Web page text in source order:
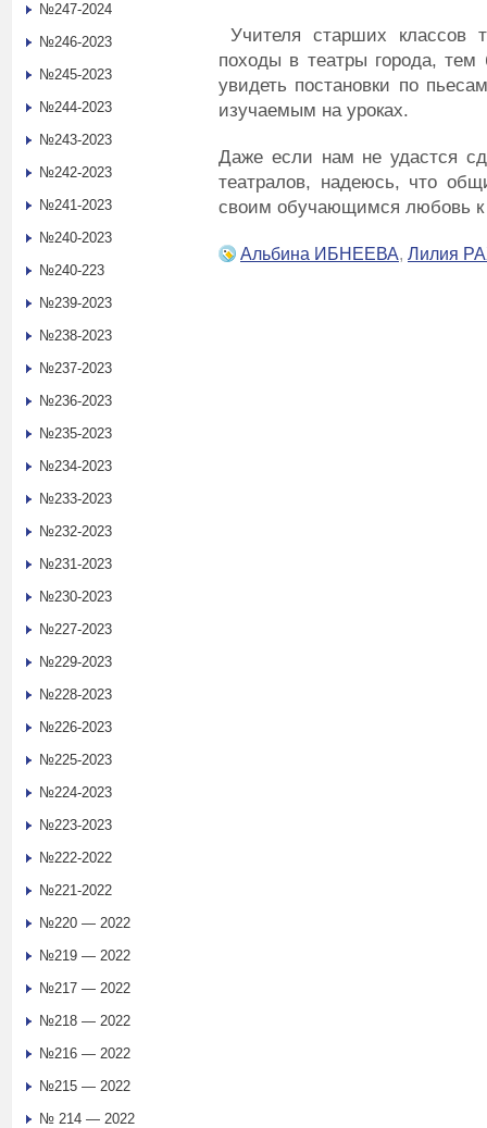
Учителя старших классов
походы в театры города,
увидеть постановки по
изучаемым на уроках.
Даже если нам не удастся
театралов, надеюсь, что
своим обучающимся любовь к
Альбина ИБНЕЕВА, Лилия
№247-2024
№246-2023
№245-2023
№244-2023
№243-2023
№242-2023
№241-2023
№240-2023
№240-223
№239-2023
№238-2023
№237-2023
№236-2023
№235-2023
№234-2023
№233-2023
№232-2023
№231-2023
№230-2023
№227-2023
№229-2023
№228-2023
№226-2023
№225-2023
№224-2023
№223-2023
№222-2022
№221-2022
№220 — 2022
№219 — 2022
№217 — 2022
№218 — 2022
№216 — 2022
№215 — 2022
№ 214 — 2022